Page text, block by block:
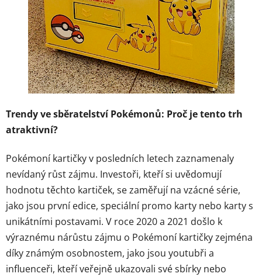
Trendy ve sběratelství Pokémonů: Proč je tento trh
atraktivní?
Pokémoní kartičky v posledních letech zaznamenaly
nevídaný růst zájmu. Investoři, kteří si uvědomují
hodnotu těchto kartiček, se zaměřují na vzácné série,
jako jsou první edice, speciální promo karty nebo karty s
unikátními postavami. V roce 2020 a 2021 došlo k
výraznému nárůstu zájmu o Pokémoní kartičky zejména
díky známým osobnostem, jako jsou youtubři a
influenceři, kteří veřejně ukazovali své sbírky nebo